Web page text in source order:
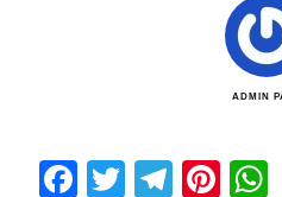
ADMIN
Facebook
Twitter